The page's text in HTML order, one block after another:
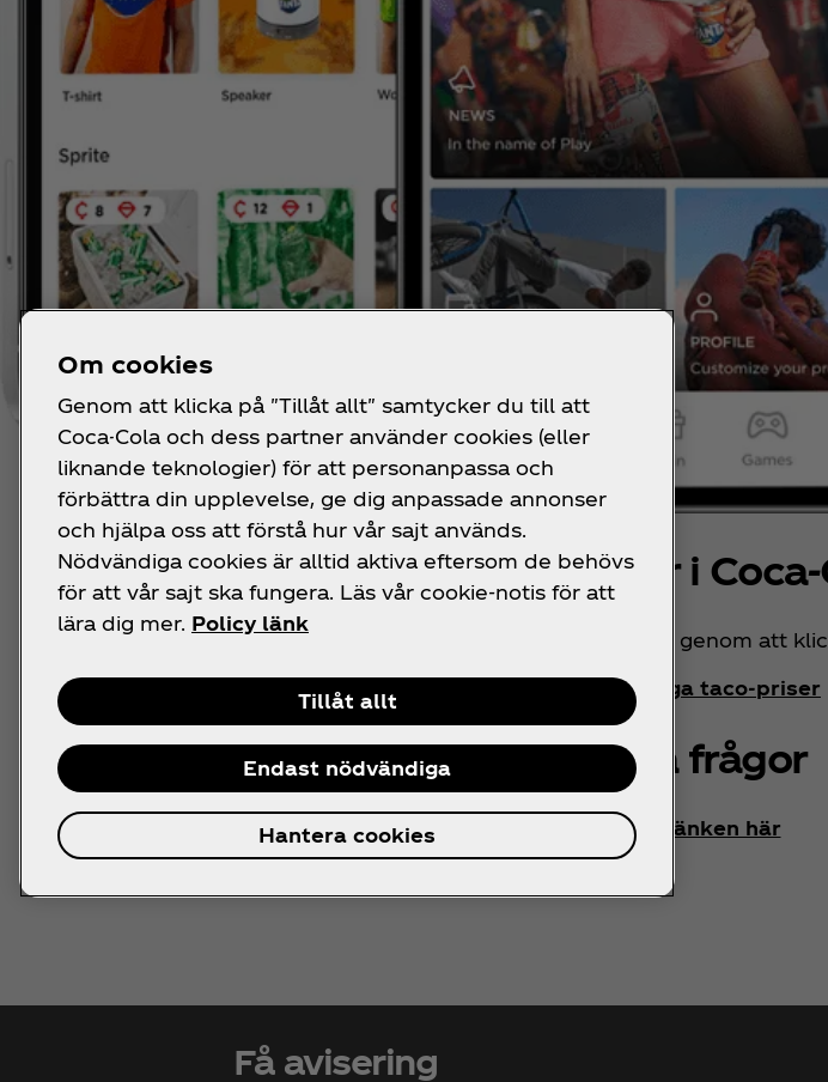
Aktuella kampanjer i
Läs mer om de aktuella kampanjerna genom att
Oemotståndliga taco-priser
Vanliga frågor
Klicka på länken här
Få avisering
Om cookies
Genom att klicka på "Tillåt allt" samtycker du till att
Coca-Cola och dess partner använder cookies (eller
liknande teknologier) för att personanpassa och
förbättra din upplevelse, ge dig anpassade annonser
och hjälpa oss att förstå hur vår sajt används.
Nödvändiga cookies är alltid aktiva eftersom de behövs
för att vår sajt ska fungera. Läs vår cookie-notis för att
lära dig mer. Policy länk
Tillåt allt
Endast nödvändiga
Hantera cookies